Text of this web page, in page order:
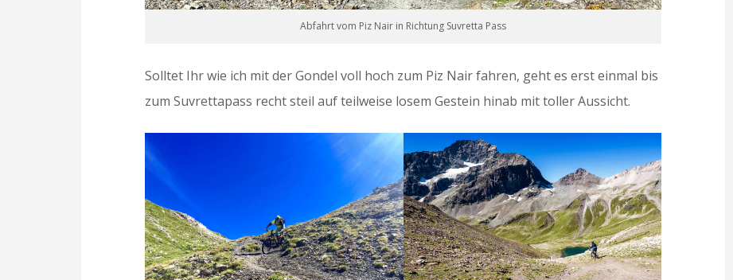
Abfahrt vom Piz Nair in Richtung Suvretta Pass
Solltet Ihr wie ich mit der Gondel voll hoch zum Piz Nair fahren, geht es erst einmal bis
zum Suvrettapass recht steil auf teilweise losem Gestein hinab mit toller Aussicht.